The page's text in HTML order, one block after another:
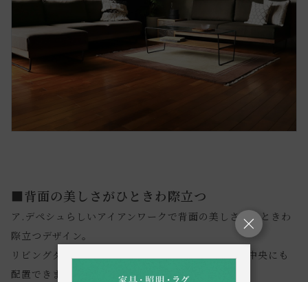
■背面の美しさがひときわ際立つ
ア.デペシュらしいアイアンワークで背面の美しさがひときわ
際立つデザイン。
リビングダイニングのゾーニングとして、お部屋の中央にも
配置できます。